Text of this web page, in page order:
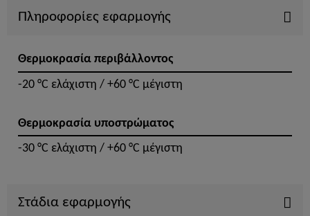
Πληροφορίες εφαρμογής
Θερμοκρασία περιβάλλοντος
-20 °C ελάχιστη / +60 °C μέγιστη
Θερμοκρασία υποστρώματος
-30 °C ελάχιστη / +60 °C μέγιστη
Στάδια εφαρμογής